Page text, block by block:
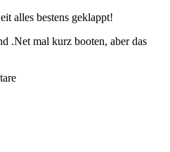
alles bestens geklappt!
.Net mal kurz booten, aber das